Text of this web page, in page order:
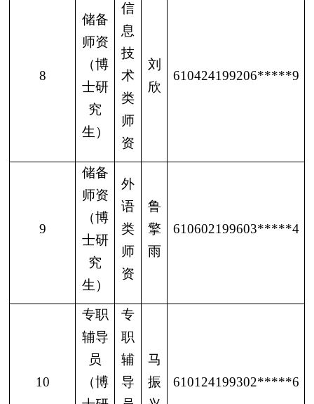
8
储备
师资
（博
士研
究
生）
信
息
技
术
类
师
资
刘
欣
610424199206*****9
9
储备
师资
（博
士研
究
生）
外
语
类
师
资
鲁
擎
雨
610602199603*****4
10
专职
辅导
员
（博
专
职
辅
导
马
振
610124199302*****6